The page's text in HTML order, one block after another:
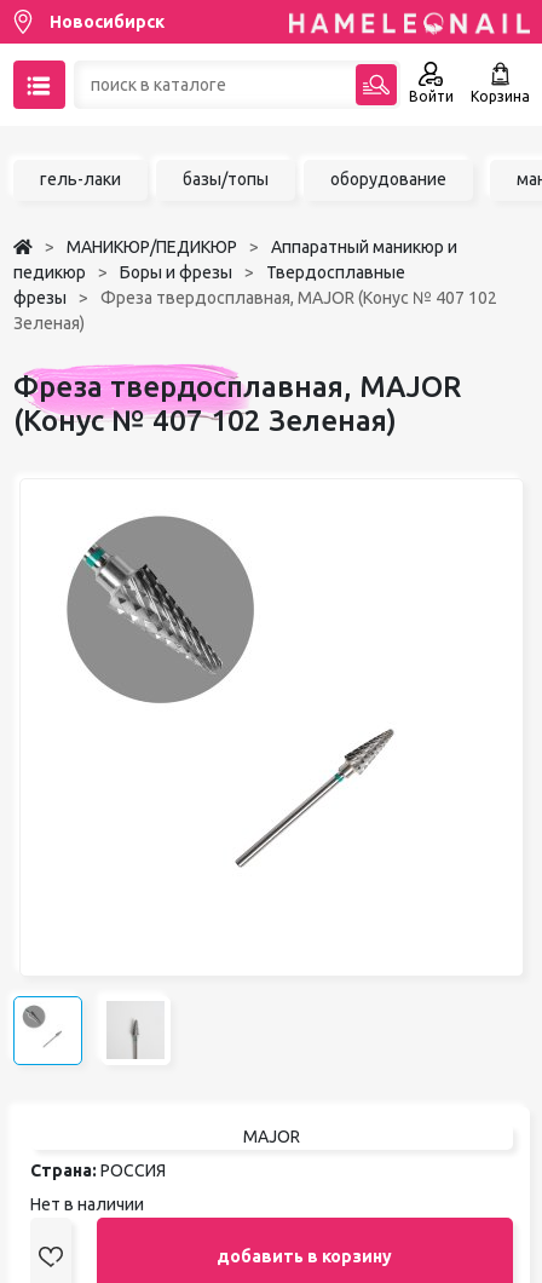
Новосибирск
Войти Корзина
Чат в MAX
Акции
Избранное
гель-лаки базы/топы оборудование
МАНИКЮР/ПЕДИКЮР
Аппаратный маникюр и
педикюр
Боры и фрезы
Твердосплавные
фрезы
Фреза твердосплавная, MAJOR (Конус № 407 102
Зеленая)
Фреза твердосплавная, MAJOR
(Конус № 407 102 Зеленая)
MAJOR
Страна: РОССИЯ
Нет в наличии
добавить в корзину